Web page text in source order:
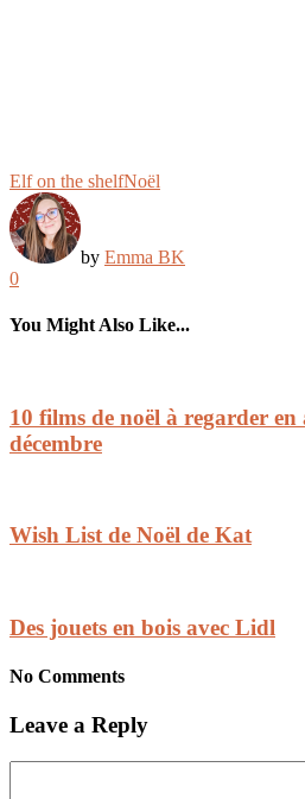
Elf on the shelfNoël
by Emma BK
0
You Might Also Like...
10 films de noël à regarder
décembre
Wish List de Noël de Kat
Des jouets en bois avec Lidl
No Comments
Leave a Reply